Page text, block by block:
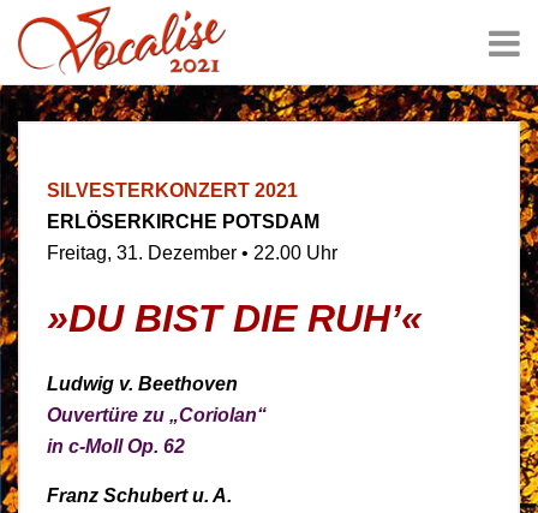
SILVESTERKONZERT 2021
ERLÖSERKIRCHE POTSDAM
Freitag, 31. Dezember • 22.00 Uhr
»DU BIST DIE RUH’«
Ludwig v. Beethoven
Ouvertüre zu „Coriolan“
in c-Moll Op. 62
Franz Schubert u. A.